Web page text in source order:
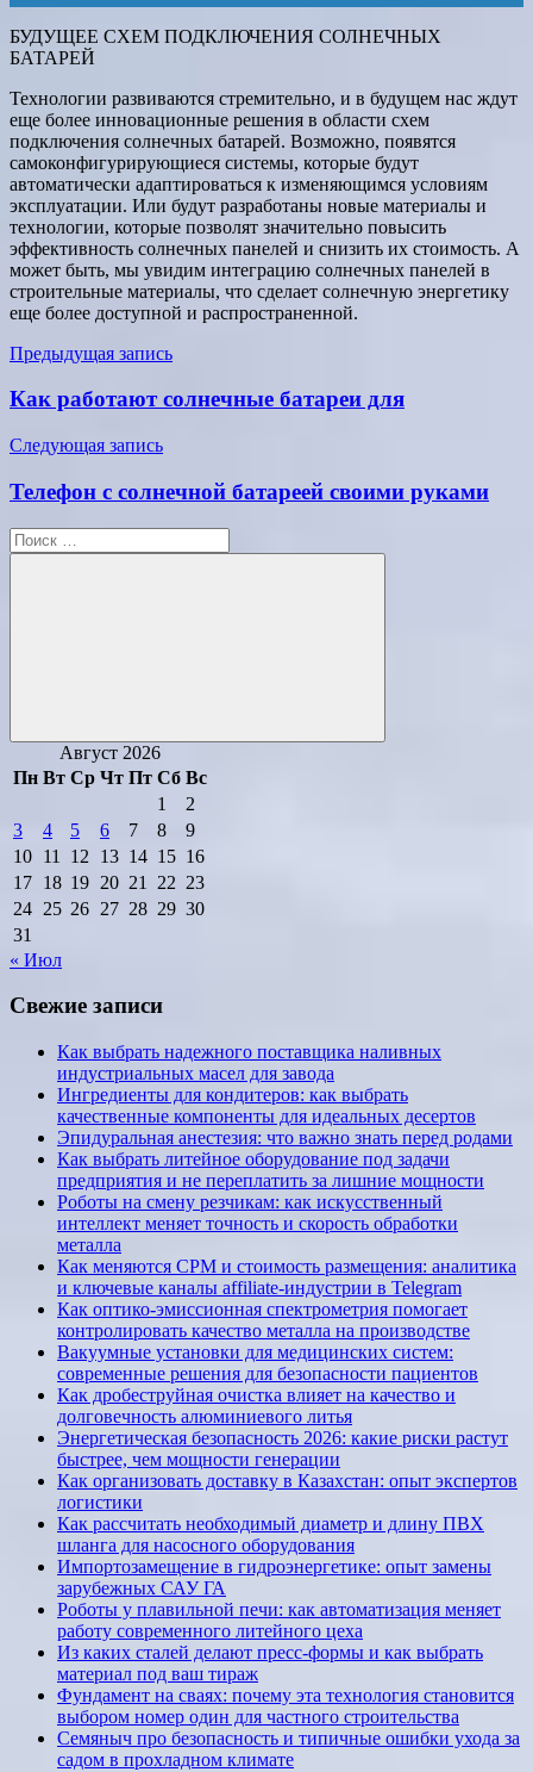
БУДУЩЕЕ СХЕМ ПОДКЛЮЧЕНИЯ СОЛНЕЧНЫХ
БАТАРЕЙ
Технологии развиваются стремительно, и в будущем нас ждут
еще более инновационные решения в области схем
подключения солнечных батарей. Возможно, появятся
самоконфигурирующиеся системы, которые будут
автоматически адаптироваться к изменяющимся условиям
эксплуатации. Или будут разработаны новые материалы и
технологии, которые позволят значительно повысить
эффективность солнечных панелей и снизить их стоимость. А
может быть, мы увидим интеграцию солнечных панелей в
строительные материалы, что сделает солнечную энергетику
еще более доступной и распространенной.
Навигация
по
записям
Предыдущая запись
Как работают солнечные батареи для
Следующая запись
Телефон с солнечной батареей своими руками
Поиск
для:
Поиск
Август 2026
Пн Вт Ср Чт Пт Сб Вс
1
2
3
4 5 6 7 8
9
10 11 12 13 14 15 16
17 18 19 20 21 22 23
24 25 26 27 28 29 30
31
« Июл
Свежие записи
Как выбрать надежного поставщика наливных
индустриальных масел для завода
Ингредиенты для кондитеров: как выбрать
качественные компоненты для идеальных десертов
Эпидуральная анестезия: что важно знать перед родами
Как выбрать литейное оборудование под задачи
предприятия и не переплатить за лишние мощности
Роботы на смену резчикам: как искусственный
интеллект меняет точность и скорость обработки
металла
Как меняются CPM и стоимость размещения: аналитика
и ключевые каналы affiliate-индустрии в Telegram
Как оптико-эмиссионная спектрометрия помогает
контролировать качество металла на производстве
Вакуумные установки для медицинских систем:
современные решения для безопасности пациентов
Как дробеструйная очистка влияет на качество и
долговечность алюминиевого литья
Энергетическая безопасность 2026: какие риски растут
быстрее, чем мощности генерации
Как организовать доставку в Казахстан: опыт экспертов
логистики
Как рассчитать необходимый диаметр и длину ПВХ
шланга для насосного оборудования
Импортозамещение в гидроэнергетике: опыт замены
зарубежных САУ ГА
Роботы у плавильной печи: как автоматизация меняет
работу современного литейного цеха
Из каких сталей делают пресс-формы и как выбрать
материал под ваш тираж
Фундамент на сваях: почему эта технология становится
выбором номер один для частного строительства
Семяныч про безопасность и типичные ошибки ухода за
садом в прохладном климате